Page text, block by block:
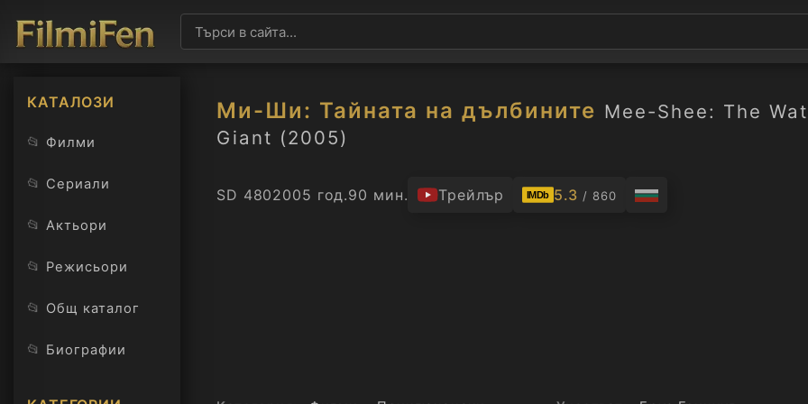
КАТАЛОЗИ
📂 Филми
📂 Сериали
📂 Актьори
📂 Режисьори
📂 Общ каталог
📂 Биографии
Ми-Ши: Тайната на дълбините Mee-Shee: The
Giant (2005)
SD 4802005 год.90 мин. Трейлър IMDb 5.3 / 860